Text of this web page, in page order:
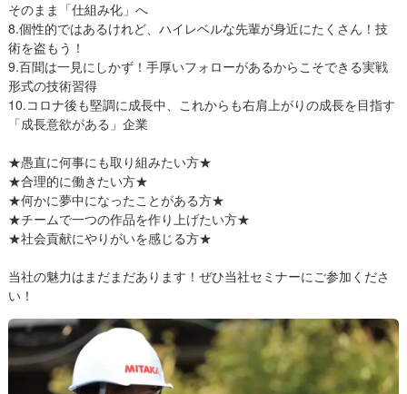
そのまま「仕組み化」へ
8.個性的ではあるけれど、ハイレベルな先輩が身近にたくさん！技
術を盗もう！
9.百聞は一見にしかず！手厚いフォローがあるからこそできる実戦
形式の技術習得
10.コロナ後も堅調に成長中、これからも右肩上がりの成長を目指す
「成長意欲がある」企業
★愚直に何事にも取り組みたい方★
★合理的に働きたい方★
★何かに夢中になったことがある方★
★チームで一つの作品を作り上げたい方★
★社会貢献にやりがいを感じる方★
当社の魅力はまだまだあります！ぜひ当社セミナーにご参加くださ
い！